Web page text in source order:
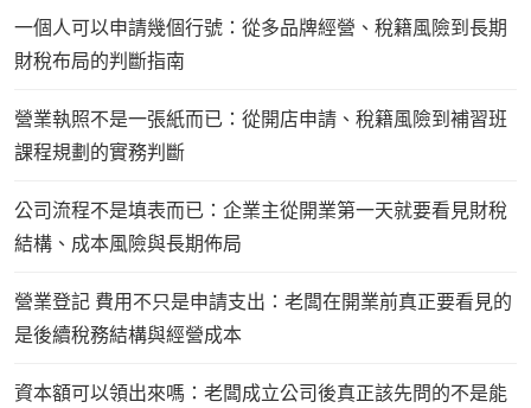
一個人可以申請幾個行號：從多品牌經營、稅籍風險到長期
財稅布局的判斷指南
營業執照不是一張紙而已：從開店申請、稅籍風險到補習班
課程規劃的實務判斷
公司流程不是填表而已：企業主從開業第一天就要看見財稅
結構、成本風險與長期佈局
營業登記 費用不只是申請支出：老闆在開業前真正要看見的
是後續稅務結構與經營成本
資本額可以領出來嗎：老闆成立公司後真正該先問的不是能